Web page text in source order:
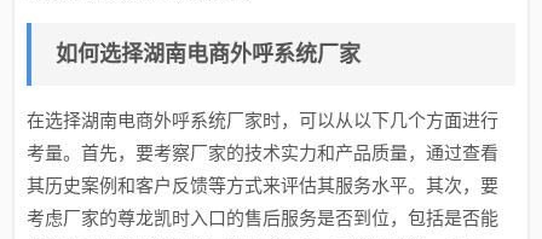
如何选择湖南电商外呼系统厂家
在选择湖南电商外呼系统厂家时，可以从以下几个方面进行
考量。首先，要考察厂家的技术实力和产品质量，通过查看
其历史案例和客户反馈等方式来评估其服务水平。其次，要
考虑厂家的尊龙凯时入口的售后服务是否到位，包括是否能